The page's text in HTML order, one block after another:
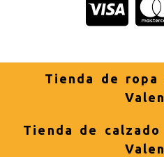
Tienda de
Tienda de